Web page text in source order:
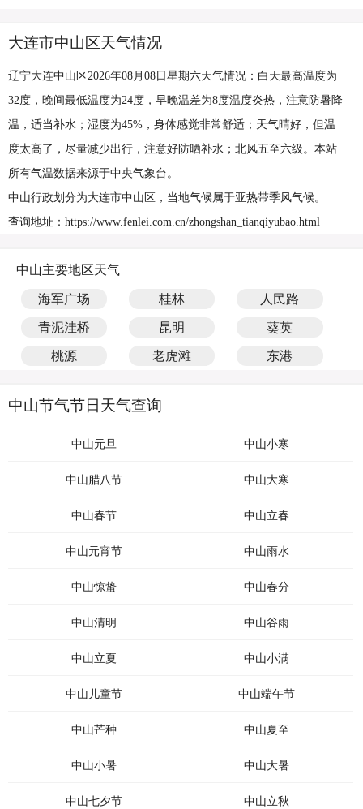
大连市中山区天气情况
辽宁大连中山区2026年08月08日星期六天气情况：白天最高温度为
32度，晚间最低温度为24度，早晚温差为8度温度炎热，注意防暑降
温，适当补水；湿度为45%，身体感觉非常舒适；天气晴好，但温
度太高了，尽量减少出行，注意好防晒补水；北风五至六级。本站
所有气温数据来源于中央气象台。
中山行政划分为大连市中山区，当地气候属于亚热带季风气候。
查询地址：https://www.fenlei.com.cn/zhongshan_tianqiyubao.html
中山主要地区天气
海军广场 桂林 人民路
青泥洼桥 昆明 葵英
桃源 老虎滩 东港
中山节气节日天气查询
中山元旦 中山小寒
中山腊八节 中山大寒
中山春节 中山立春
中山元宵节 中山雨水
中山惊蛰 中山春分
中山清明 中山谷雨
中山立夏 中山小满
中山儿童节 中山端午节
中山芒种 中山夏至
中山小暑 中山大暑
中山七夕节 中山立秋